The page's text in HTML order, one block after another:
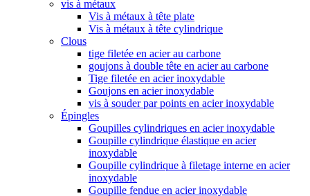
vis à métaux
Vis à métaux à tête plate
Vis à métaux à tête cylindrique
Clous
tige filetée en acier au carbone
goujons à double tête en acier au carbone
Tige filetée en acier inoxydable
Goujons en acier inoxydable
vis à souder par points en acier inoxydable
Épingles
Goupilles cylindriques en acier inoxydable
Goupille cylindrique élastique en acier
inoxydable
Goupille cylindrique à filetage interne en acier
inoxydable
Goupille fendue en acier inoxydable